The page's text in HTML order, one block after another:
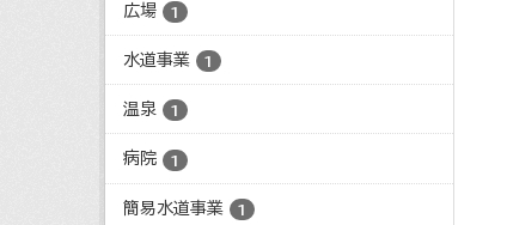
広場 1
水道事業 1
温泉 1
病院 1
簡易水道事業 1